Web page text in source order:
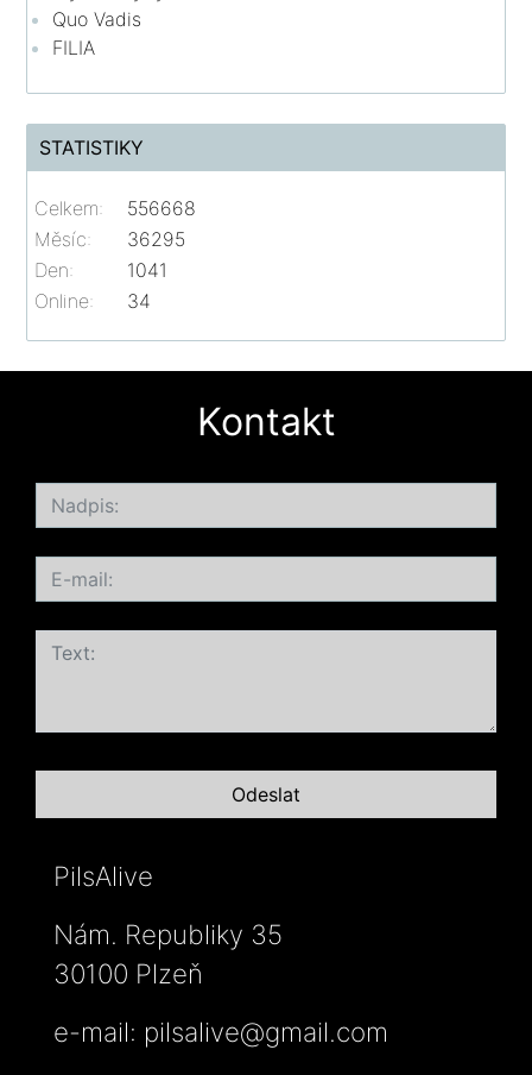
Quo Vadis
FILIA
STATISTIKY
Online: 34
Celkem:
556668
Měsíc:
36295
Den:
1041
Kontakt
PilsAlive
Nám. Republiky 35
30100 Plzeň
e-mail: pilsalive@gmail.com